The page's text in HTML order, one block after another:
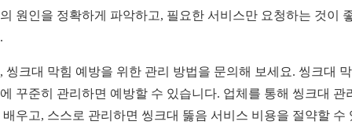
원인을 정확하게 파악하고, 필요한 서비스만 요청하는 것이
씽크대 막힘 예방을 위한 관리 방법을 문의해 보세요. 씽크대
꾸준히 관리하면 예방할 수 있습니다. 업체를 통해 씽크대 관
배우고, 스스로 관리하면 씽크대 뚫음 서비스 비용을 절약할 수